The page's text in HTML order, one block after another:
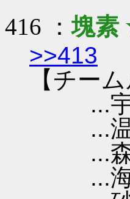
416 ：塊
>>413
【チー
...宇
...温
...森
...海